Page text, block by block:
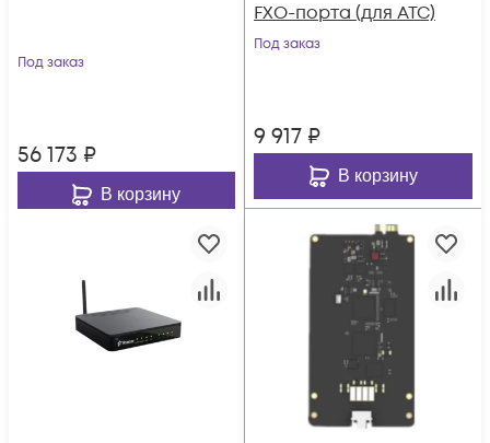
Под заказ
56 173 ₽
В корзину
FXO-порта (для АТС)
Под заказ
9 917 ₽
В корзину